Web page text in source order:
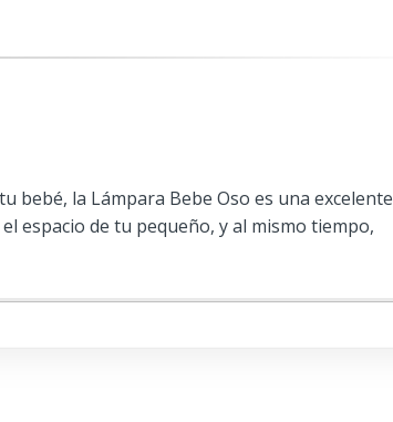
bebé, la Lámpara Bebe Oso es una excelente
espacio de tu pequeño, y al mismo tiempo,